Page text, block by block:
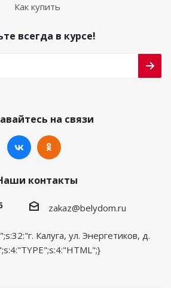
Как купить
всегда в курсе!
на связи
контакты
zakaz@belydom.ru
Калуга, ул. Энергетиков, д.